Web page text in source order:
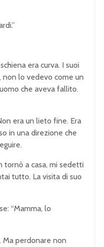
era curva. I suoi
non lo vedevo come un
che aveva fallito.
era un lieto fine. Era
in una direzione che
tornò a casa, mi sedetti
tutto. La visita di suo
“Mamma, lo
Ma perdonare non